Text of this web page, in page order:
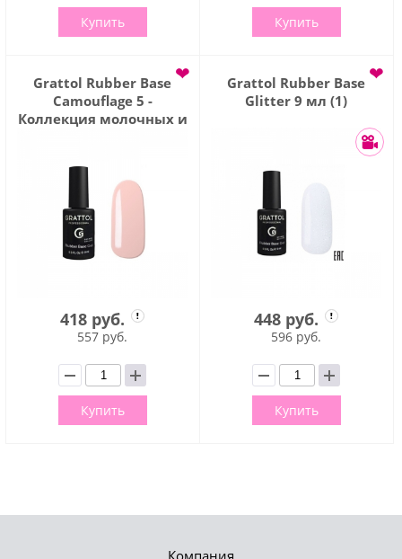
Купить Купить
Grattol Rubber Base
Camouflage 5 -
Коллекция молочных и
❤
418 руб.
557 руб.
Купить
Grattol Rubber Base
Glitter 9 мл (1)
❤
448 руб.
596 руб.
Купить